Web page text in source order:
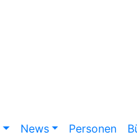
News Personen